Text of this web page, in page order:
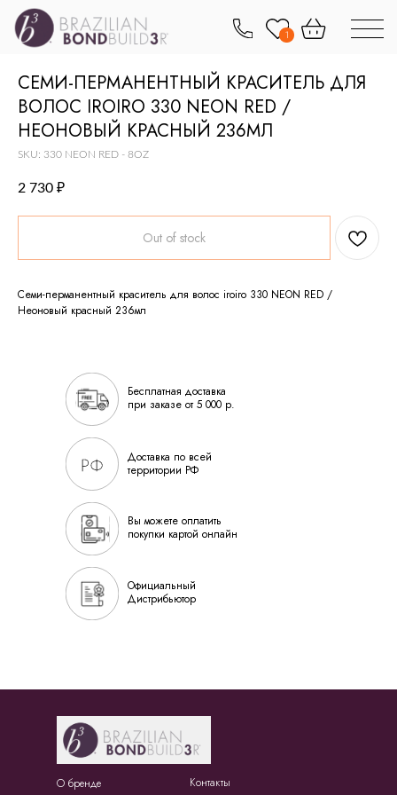
СЕМИ-ПЕРМАНЕНТНЫЙ КРАСИТЕЛЬ ДЛЯ
ВОЛОС IROIRO 330 NEON RED /
НЕОНОВЫЙ КРАСНЫЙ 236МЛ
SKU: 330 NEON RED - 8OZ
2 730 ₽
Out of stock
Семи-перманентный краситель для волос iroiro 330 NEON RED /
Неоновый красный 236мл
Официальный
Дистрибьютор
Вы можете оплатить
покупки картой онлайн
Доставка по всей
территории РФ
Бесплатная доставка
при заказе от 5 000 р.
О бренде Контакты